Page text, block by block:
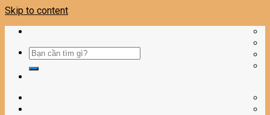
Skip to content